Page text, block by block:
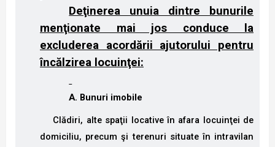
Deţinerea unuia dintre bunurile
menţionate mai jos conduce la
excluderea acordării ajutorului pentru
încălzirea locuinţei:
A. Bunuri imobile
Clădiri, alte spaţii locative în afara locuinţei de
domiciliu, precum şi terenuri situate în intravilan